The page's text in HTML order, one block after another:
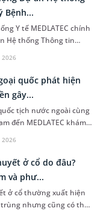
Bệnh...
Y tế MEDLATEC chính
Hệ thống Thông tin
- Hospital Information
Dự á...
quốc phát hiện
gây...
tịch nước ngoài cùng
đến MEDLATEC khám
Qua thăm khám và
sâu,...
ở cổ do đâu?
và phư...
ở cổ thường xuất hiện
nhưng cũng có thể